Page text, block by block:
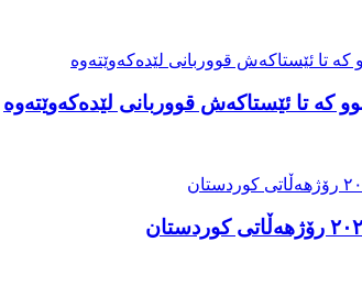
کە تا ئێستاکەش قووربانی لێدەکەوێتەوە